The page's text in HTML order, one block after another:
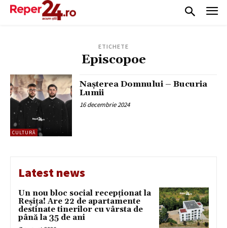
ETICHETE
Episcopoe
CULTURĂ
Nașterea Domnului – Bucuria
Lumii
16 decembrie 2024
Latest news
Un nou bloc social recepționat la
Reșița! Are 22 de apartamente
destinate tinerilor cu vârsta de
până la 35 de ani